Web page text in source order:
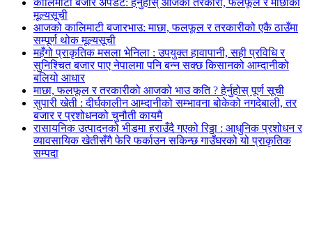
मूल्यसूची
आजको कालिमाटी बजारभाउ: माछा, फलफूल र तरकारीको एकै ठाउँमा
सम्पूर्ण थोक मूल्यसूची
महँगो प्राकृतिक मसला भेनिला : उपयुक्त हावापानी, सही प्रविधि र
सुनिश्चित बजार पाए नेपालमा पनि बन्न सक्छ किसानको आम्दानीको
बलियो आधार
माछा, फलफूल र तरकारीको आजको भाउ कति ? हेर्नुहोस् पूर्ण सूची
सुपारी खेती : दीर्घकालीन आम्दानीको सम्भावना बोकेको नगदेबाली, तर
बजार र प्रशोधनको चुनौती कायमै
रासायनिक उत्पादनको भीडमा हराउँदै गएको रिठ्ठा : आधुनिक प्रशोधन र
व्यावसायिक खेतीसँगै फेरि फर्काउन सकिन्छ गाउँघरको यो प्राकृतिक
सम्पदा